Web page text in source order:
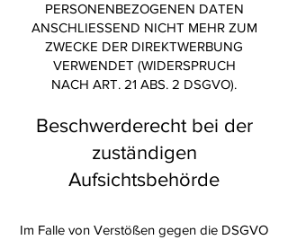
PERSONENBEZOGENEN DATEN
ANSCHLIESSEND NICHT MEHR ZUM
ZWECKE DER DIREKTWERBUNG
VERWENDET (WIDERSPRUCH
NACH ART. 21 ABS. 2 DSGVO).
Beschwerderecht bei der
zuständigen
Aufsichtsbehörde
Im Falle von Verstößen gegen die DSGVO